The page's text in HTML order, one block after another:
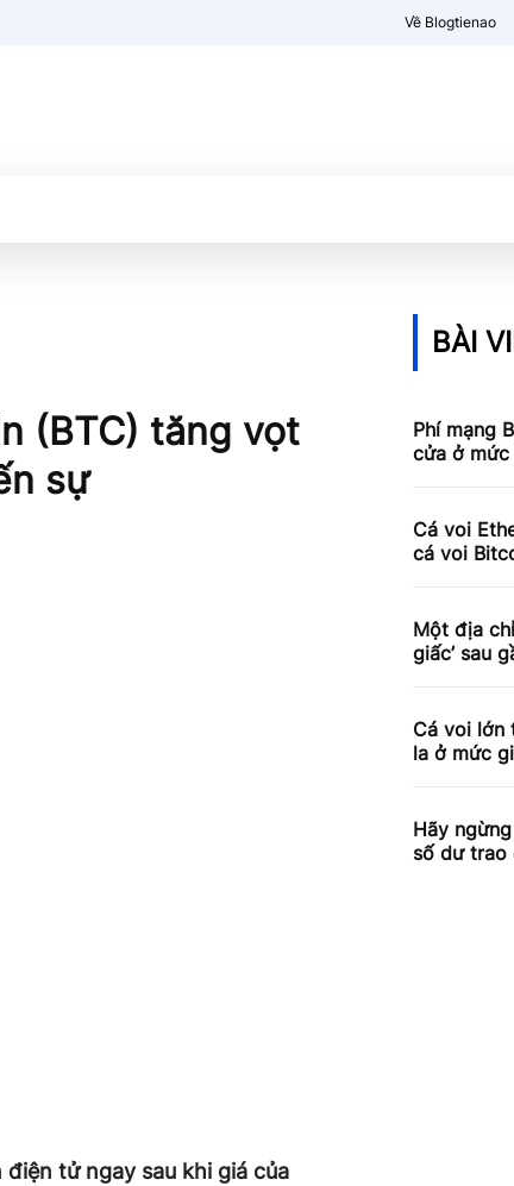
Về Blogtienao
(BTC) tăng vọt
sự
tử ngay sau khi giá của
BÀI
Phí mạng
cửa ở
Cá voi
cá voi
Một địa
giấc’ sau
Cá voi lớn
la ở mức
Hãy
số dư trao